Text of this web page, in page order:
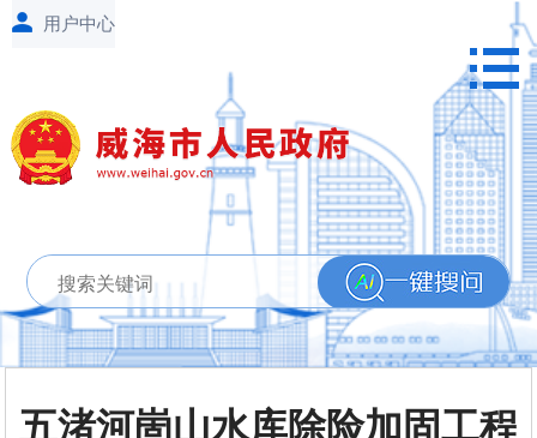
五渚河崮山水库除险加固工程